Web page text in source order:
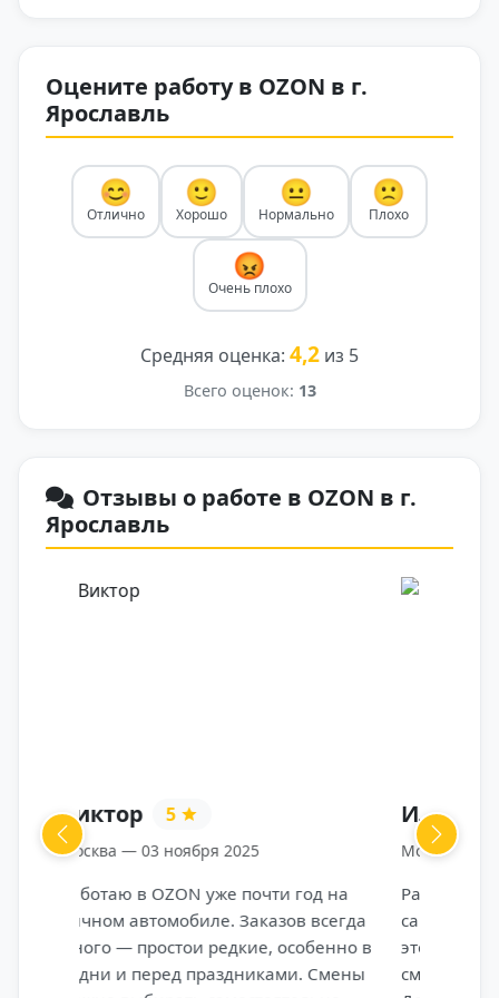
Оцените работу в OZON в г.
Ярославль
😊
Отлично
🙂
Хорошо
😐
Нормально
🙁
Плохо
😡
Очень плохо
Средняя оценка: 4,2 из 5
Всего оценок: 13
Отзывы о работе в OZON в г.
Ярославль
Илья 5
Москва — 03 ноября 2025
Работаю курьером OZON по системе
самозанятости уже 8 месяцев. Для меня
это отличный вариант — сам выбираю
смены, район и время начала работы.
Previous Next